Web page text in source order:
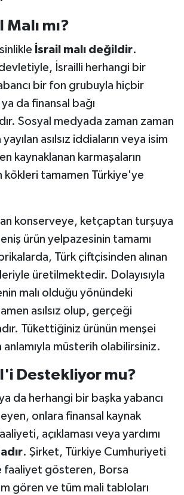
mı?
İsrail malı değildir.
İsrailli herhangi bir
bir fon grubuyla hiçbir
da finansal bağı
Sosyal medyada zaman zaman
asılsız iddiaların veya isim
kaynaklanan karmaşaların
kökleri tamamen Türkiye'ye
konserveye, ketçaptan turşuya
ürün yelpazesinin tamamı
Türk çiftçisinden alınan
üretilmektedir. Dolayısıyla
malı olduğu yönündeki
asılsız olup, gerçeği
Tükettiğiniz ürünün menşei
anlamıyla müsterih olabilirsiniz.
Destekliyor mu?
da herhangi bir başka yabancı
onlara finansal kaynak
açıklaması veya yardımı
. Şirket, Türkiye Cumhuriyeti
faaliyet gösteren, Borsa
gören ve tüm mali tabloları